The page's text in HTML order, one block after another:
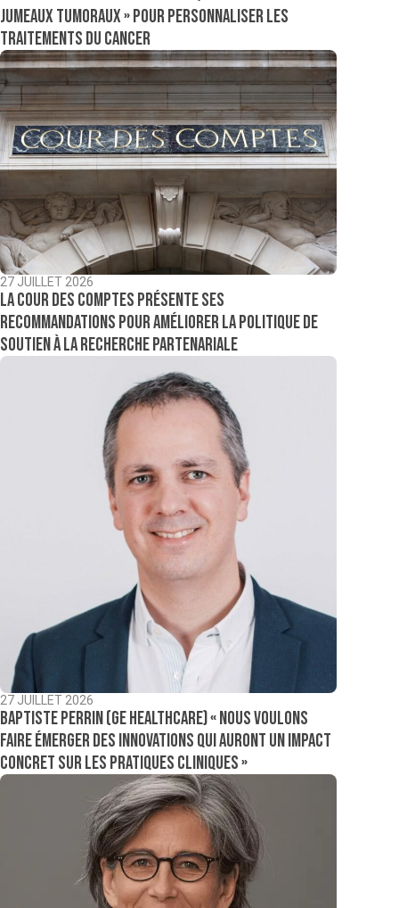
jumeaux tumoraux » pour personnaliser les
traitements du cancer
27 JUILLET 2026
La Cour des comptes présente ses
recommandations pour améliorer la politique de
soutien à la recherche partenariale
27 JUILLET 2026
Baptiste Perrin (GE Healthcare) « Nous voulons
faire émerger des innovations qui auront un impact
concret sur les pratiques cliniques »